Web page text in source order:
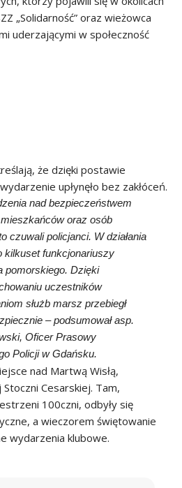
„Solidarność” oraz wieżowca
uderzającymi w społeczność
że dzięki postawie
upłynęło bez zakłóceń.
nad bezpieczeństwem
oraz osób
czuwali policjanci. W działania
kilkuset funkcjonariuszy
pomorskiego. Dzięki
uczestników
służb marsz przebiegł
– podsumował asp.
Oficer Prasowy
Policji w Gdańsku.
nad Martwą Wisłą,
Cesarskiej. Tam,
100czni, odbyły się
a wieczorem świętowanie
wydarzenia klubowe.